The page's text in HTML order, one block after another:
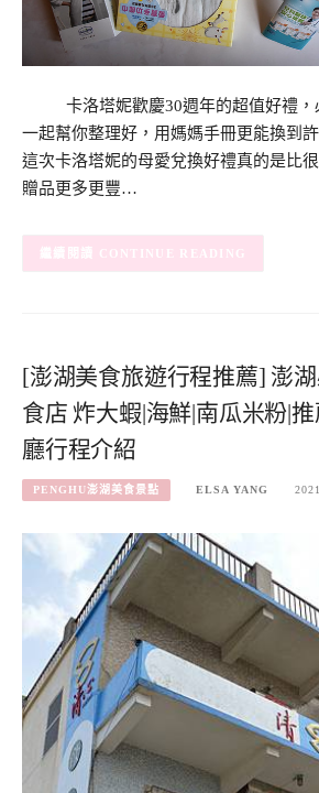
卡洛塔妮歡慶30週年的超值好禮，
一起幫你整理好，用媽媽手冊更能換到
這次卡洛塔妮的母愛兌換好禮真的是比
贈品更多更豐…
CONTINUE READING
[澎湖美食旅遊行程推薦] 澎
食店 炸大蝦|海鮮|南瓜米粉|
廳行程介紹
PENGHU澎湖美食景點 ELSA YANG